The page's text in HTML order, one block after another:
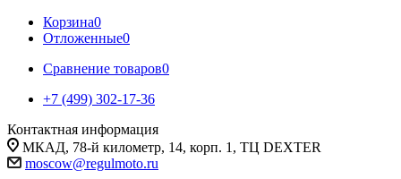
Корзина0
Отложенные0
Сравнение товаров0
+7 (499) 302-17-36
Контактная информация
МКАД, 78-й километр, 14, корп. 1, ТЦ DEXTER
moscow@regulmoto.ru